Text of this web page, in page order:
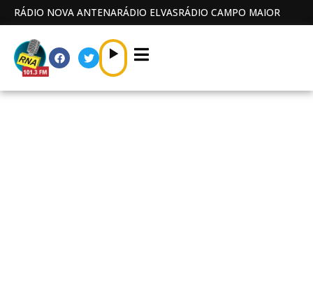
RÁDIO NOVA ANTENARÁDIO ELVASRÁDIO CAMPO MAIOR